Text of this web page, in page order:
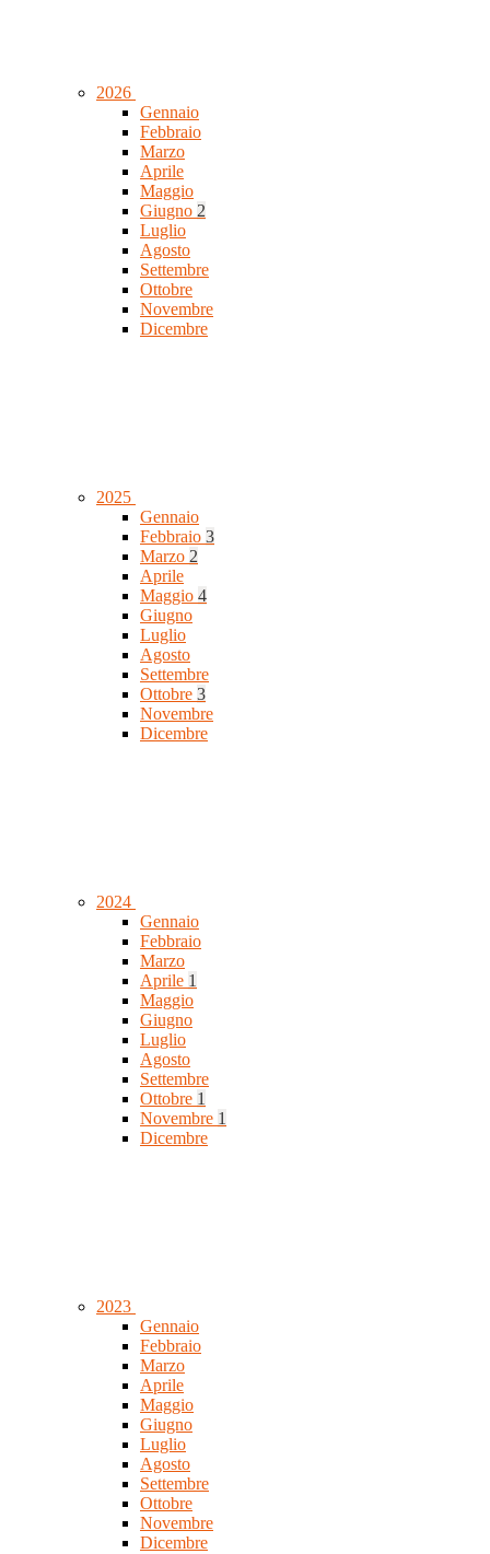
2026
Gennaio
Febbraio
Marzo
Aprile
Maggio
Giugno 2
Luglio
Agosto
Settembre
Ottobre
Novembre
Dicembre
2025
Gennaio
Febbraio 3
Marzo 2
Aprile
Maggio 4
Giugno
Luglio
Agosto
Settembre
Ottobre 3
Novembre
Dicembre
2024
Gennaio
Febbraio
Marzo
Aprile 1
Maggio
Giugno
Luglio
Agosto
Settembre
Ottobre 1
Novembre 1
Dicembre
2023
Gennaio
Febbraio
Marzo
Aprile
Maggio
Giugno
Luglio
Agosto
Settembre
Ottobre
Novembre
Dicembre